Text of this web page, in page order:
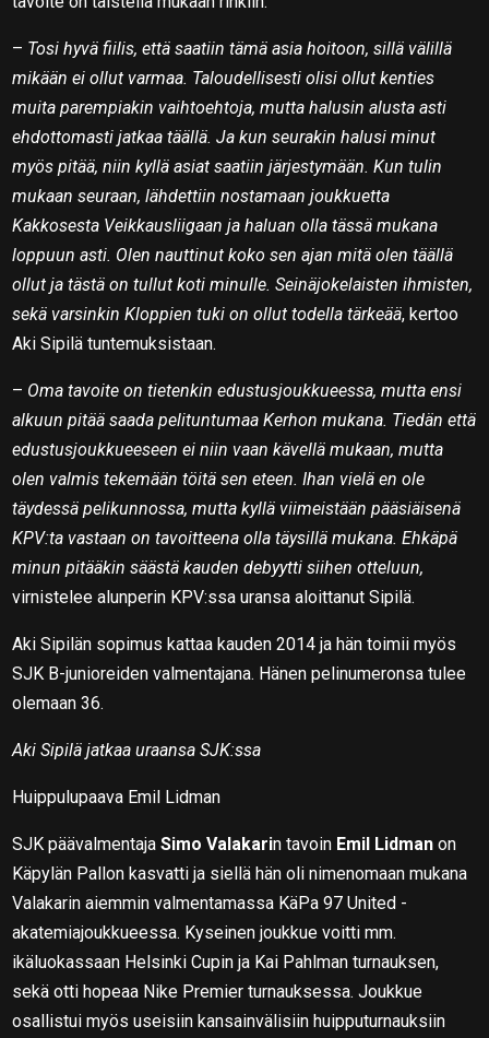
– Tosi hyvä fiilis, että saatiin tämä asia hoitoon, sillä välillä
mikään ei ollut varmaa. Taloudellisesti olisi ollut kenties
muita parempiakin vaihtoehtoja, mutta halusin alusta asti
ehdottomasti jatkaa täällä. Ja kun seurakin halusi minut
myös pitää, niin kyllä asiat saatiin järjestymään. Kun tulin
mukaan seuraan, lähdettiin nostamaan joukkuetta
Kakkosesta Veikkausliigaan ja haluan olla tässä mukana
loppuun asti. Olen nauttinut koko sen ajan mitä olen täällä
ollut ja tästä on tullut koti minulle. Seinäjokelaisten ihmisten,
sekä varsinkin Kloppien tuki on ollut todella tärkeää, kertoo
Aki Sipilä tuntemuksistaan.
– Oma tavoite on tietenkin edustusjoukkueessa, mutta ensi
alkuun pitää saada pelituntumaa Kerhon mukana. Tiedän että
edustusjoukkueeseen ei niin vaan kävellä mukaan, mutta
olen valmis tekemään töitä sen eteen. Ihan vielä en ole
täydessä pelikunnossa, mutta kyllä viimeistään pääsiäisenä
KPV:ta vastaan on tavoitteena olla täysillä mukana. Ehkäpä
minun pitääkin säästä kauden debyytti siihen otteluun,
virnistelee alunperin KPV:ssa uransa aloittanut Sipilä.
Aki Sipilän sopimus kattaa kauden 2014 ja hän toimii myös
SJK B-junioreiden valmentajana. Hänen pelinumeronsa tulee
olemaan 36.
Aki Sipilä jatkaa uraansa SJK:ssa
Huippulupaava Emil Lidman
SJK päävalmentajaSimo Valakarin tavoin Emil Lidman on
Käpylän Pallon kasvatti ja siellä hän oli nimenomaan mukana
Valakarin aiemmin valmentamassa KäPa 97 United -
akatemiajoukkueessa. Kyseinen joukkue voitti mm.
ikäluokassaan Helsinki Cupin ja Kai Pahlman turnauksen,
sekä otti hopeaa Nike Premier turnauksessa. Joukkue
osallistui myös useisiin kansainvälisiin huipputurnauksiin